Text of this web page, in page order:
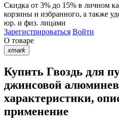
Скидка от 3% до 15% в личном
корзины и избранного, а также
юр. и физ. лицами
Зарегистрироваться Войти
О товаре
xmark
Купить Гвоздь для
джинсовой
характеристики,
применение